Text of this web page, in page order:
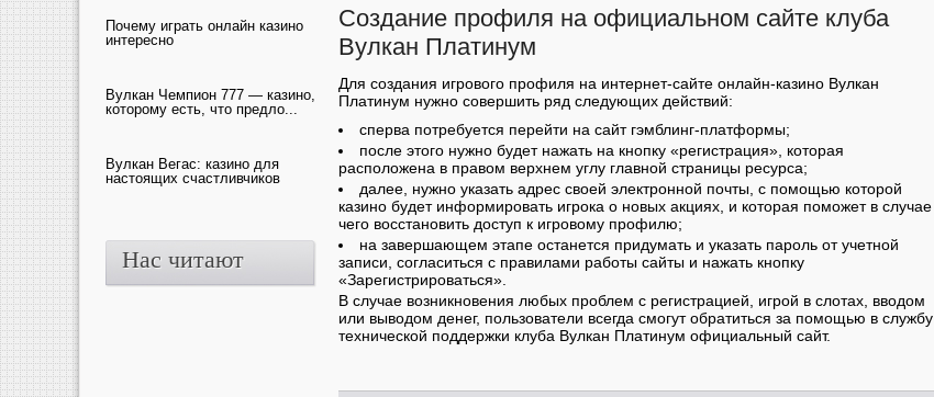
Создание профиля на официальном сайте клуба
Вулкан Платинум
Для создания игрового профиля на интернет-сайте онлайн-казино Вулкан
Платинум нужно совершить ряд следующих действий:
сперва потребуется перейти на сайт гэмблинг-платформы;
после этого нужно будет нажать на кнопку «регистрация», которая
расположена в правом верхнем углу главной страницы ресурса;
далее, нужно указать адрес своей электронной почты, с помощью которой
казино будет информировать игрока о новых акциях, и которая поможет в случае
чего восстановить доступ к игровому профилю;
на завершающем этапе останется придумать и указать пароль от учетной
записи, согласиться с правилами работы сайты и нажать кнопку
«Зарегистрироваться».
В случае возникновения любых проблем с регистрацией, игрой в слотах, вводом
или выводом денег, пользователи всегда смогут обратиться за помощью в службу
технической поддержки клуба Вулкан Платинум официальный сайт.
Почему играть онлайн казино
интересно
Вулкан Чемпион 777 — казино,
которому есть, что предло...
Вулкан Вегас: казино для
настоящих счастливчиков
Нас читают